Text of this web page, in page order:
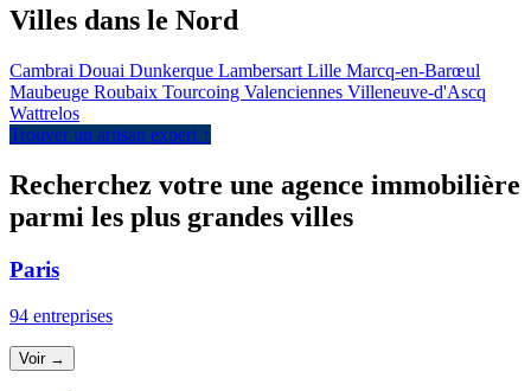
Villes dans le Nord
Cambrai Douai Dunkerque Lambersart Lille Marcq-en-Barœul
Maubeuge Roubaix Tourcoing Valenciennes Villeneuve-d'Ascq
Wattrelos
Trouver un artisan expert ↑
Recherchez votre une agence immobilière
parmi les plus grandes villes
Paris
94 entreprises
Voir →